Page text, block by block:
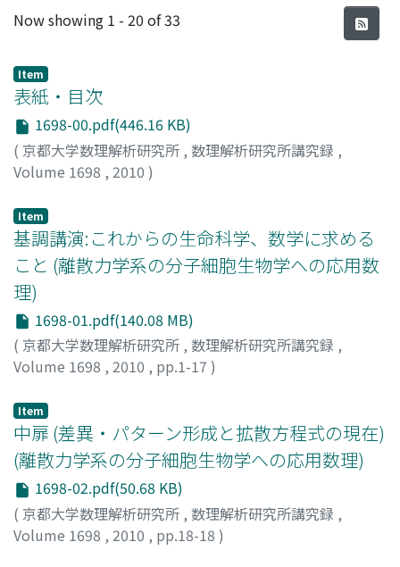
Recent Submissions
Now showing 1 - 20 of 33
Item
表紙・目次
1698-00.pdf(446.16 KB)
( 京都大学数理解析研究所 , 数理解析研究所講究録 ,
Volume 1698 , 2010 )
Item
基調講演:これからの生命科学、数学に求める
こと (離散力学系の分子細胞生物学への応用数
理)
1698-01.pdf(140.08 MB)
( 京都大学数理解析研究所 , 数理解析研究所講究録 ,
Volume 1698 , 2010 , pp.1-17 )
Item
中扉 (差異・パターン形成と拡散方程式の現在)
(離散力学系の分子細胞生物学への応用数理)
1698-02.pdf(50.68 KB)
( 京都大学数理解析研究所 , 数理解析研究所講究録 ,
Volume 1698 , 2010 , pp.18-18 )